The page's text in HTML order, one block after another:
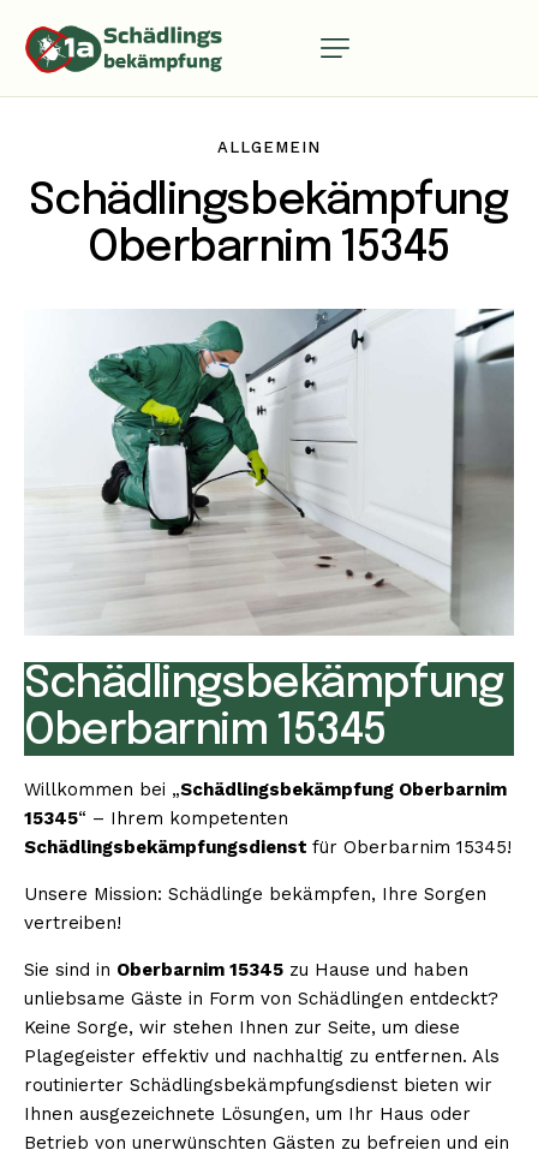
ALLGEMEIN
Schädlingsbekämpfung
Oberbarnim 15345
Schädlingsbekämpfung
Oberbarnim 15345
Willkommen bei „Schädlingsbekämpfung Oberbarnim
15345“ – Ihrem kompetenten
Schädlingsbekämpfungsdienst für Oberbarnim 15345!
Unsere Mission: Schädlinge bekämpfen, Ihre Sorgen
vertreiben!
Sie sind in Oberbarnim 15345 zu Hause und haben
unliebsame Gäste in Form von Schädlingen entdeckt?
Keine Sorge, wir stehen Ihnen zur Seite, um diese
Plagegeister effektiv und nachhaltig zu entfernen. Als
routinierter Schädlingsbekämpfungsdienst bieten wir
Ihnen ausgezeichnete Lösungen, um Ihr Haus oder
Betrieb von unerwünschten Gästen zu befreien und ein